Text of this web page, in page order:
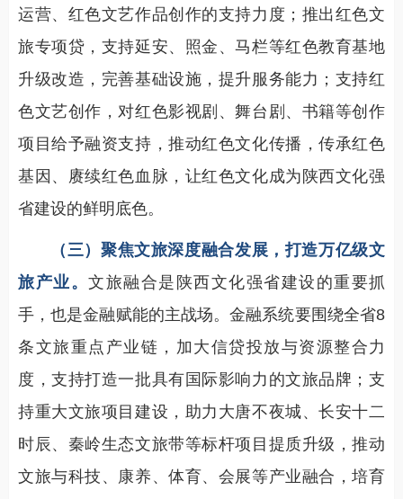
运营、红色文艺作品创作的支持力度；推出红色文
旅专项贷，支持延安、照金、马栏等红色教育基地
升级改造，完善基础设施，提升服务能力；支持红
色文艺创作，对红色影视剧、舞台剧、书籍等创作
项目给予融资支持，推动红色文化传播，传承红色
基因、赓续红色血脉，让红色文化成为陕西文化强
省建设的鲜明底色。
（三）聚焦文旅深度融合发展，打造万亿级文
旅产业。 文旅融合是陕西文化强省建设的重要抓
手，也是金融赋能的主战场。金融系统要围绕全省8
条文旅重点产业链，加大信贷投放与资源整合力
度，支持打造一批具有国际影响力的文旅品牌；支
持重大文旅项目建设，助力大唐不夜城、长安十二
时辰、秦岭生态文旅带等标杆项目提质升级，推动
文旅与科技、康养、体育、会展等产业融合，培育